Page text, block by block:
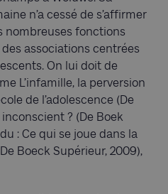
n’a cessé de s’affirmer
nombreuses fonctions
des associations centrées
On lui doit de
L’infamille, la perversion
de l’adolescence (De
? (De Boek
: Ce qui se joue dans la
Boeck Supérieur, 2009),